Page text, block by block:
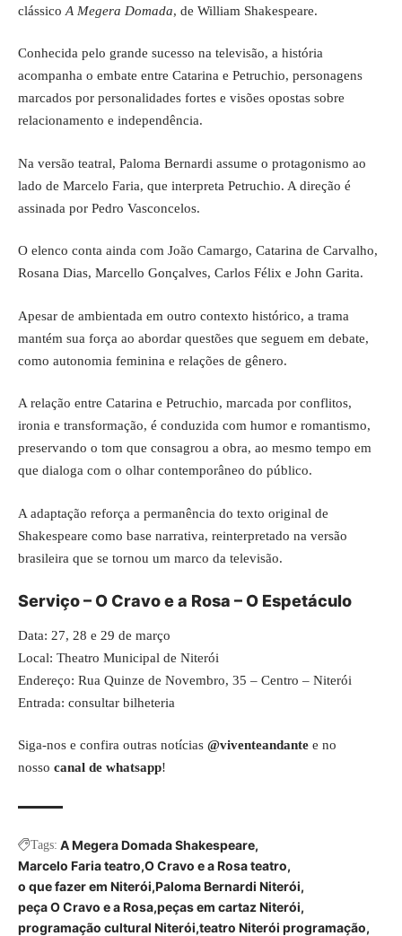
clássico A Megera Domada, de William Shakespeare.
Conhecida pelo grande sucesso na televisão, a história
acompanha o embate entre Catarina e Petruchio, personagens
marcados por personalidades fortes e visões opostas sobre
relacionamento e independência.
Na versão teatral, Paloma Bernardi assume o protagonismo ao
lado de Marcelo Faria, que interpreta Petruchio. A direção é
assinada por Pedro Vasconcelos.
O elenco conta ainda com João Camargo, Catarina de Carvalho,
Rosana Dias, Marcello Gonçalves, Carlos Félix e John Garita.
Apesar de ambientada em outro contexto histórico, a trama
mantém sua força ao abordar questões que seguem em debate,
como autonomia feminina e relações de gênero.
A relação entre Catarina e Petruchio, marcada por conflitos,
ironia e transformação, é conduzida com humor e romantismo,
preservando o tom que consagrou a obra, ao mesmo tempo em
que dialoga com o olhar contemporâneo do público.
A adaptação reforça a permanência do texto original de
Shakespeare como base narrativa, reinterpretado na versão
brasileira que se tornou um marco da televisão.
Serviço – O Cravo e a Rosa – O Espetáculo
Data: 27, 28 e 29 de março
Local: Theatro Municipal de Niterói
Endereço: Rua Quinze de Novembro, 35 – Centro – Niterói
Entrada: consultar bilheteria
Siga-nos e confira outras notícias @viventeandante e no
nosso canal de whatsapp!
Tags: A Megera Domada Shakespeare
Marcelo Faria teatro O Cravo e a Rosa teatro
o que fazer em Niterói Paloma Bernardi Niterói
peça O Cravo e a Rosa peças em cartaz Niterói
programação cultural Niterói teatro Niterói programação